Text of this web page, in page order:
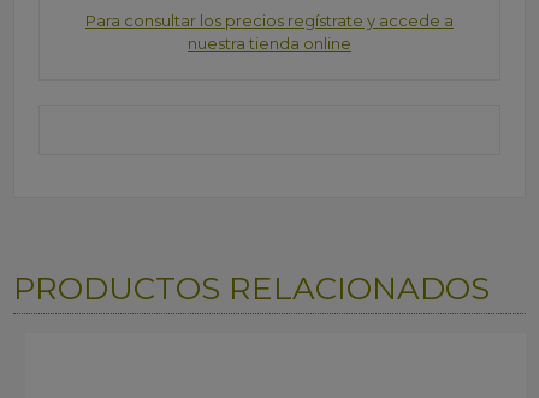
Para consultar los precios regístrate y accede a
nuestra tienda online
PRODUCTOS RELACIONADOS